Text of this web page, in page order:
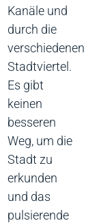
Kanäle und
durch die
verschiedenen
Stadtviertel.
Es gibt
keinen
besseren
Weg, um die
Stadt zu
erkunden
und das
pulsierende